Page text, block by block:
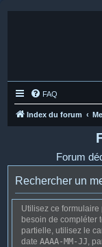
FAQ
Index du forum
Forum
Rechercher un
Utilisez ce formulaire
besoin de compléter
partielle, utilisez le
date AAAA-MM-JJ,